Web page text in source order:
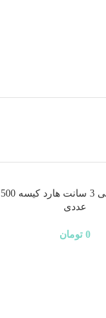
اسپیسر کفی 3 سانت هارد کیسه 500
عددی
0 تومان